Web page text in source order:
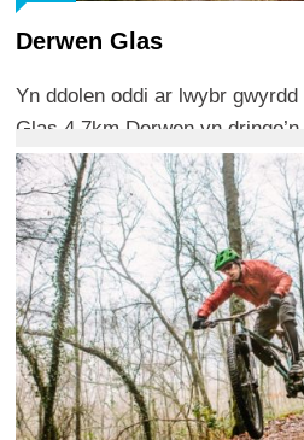
Derwen Glas
Yn ddolen oddi ar lwybr
Glas 4.7km Derwen yn dringo’n